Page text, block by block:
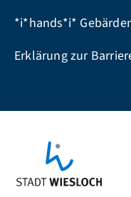
*i*hands*i*
Erklärung zur